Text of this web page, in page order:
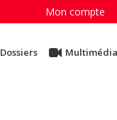
Mon compte
Dossiers Multimédia